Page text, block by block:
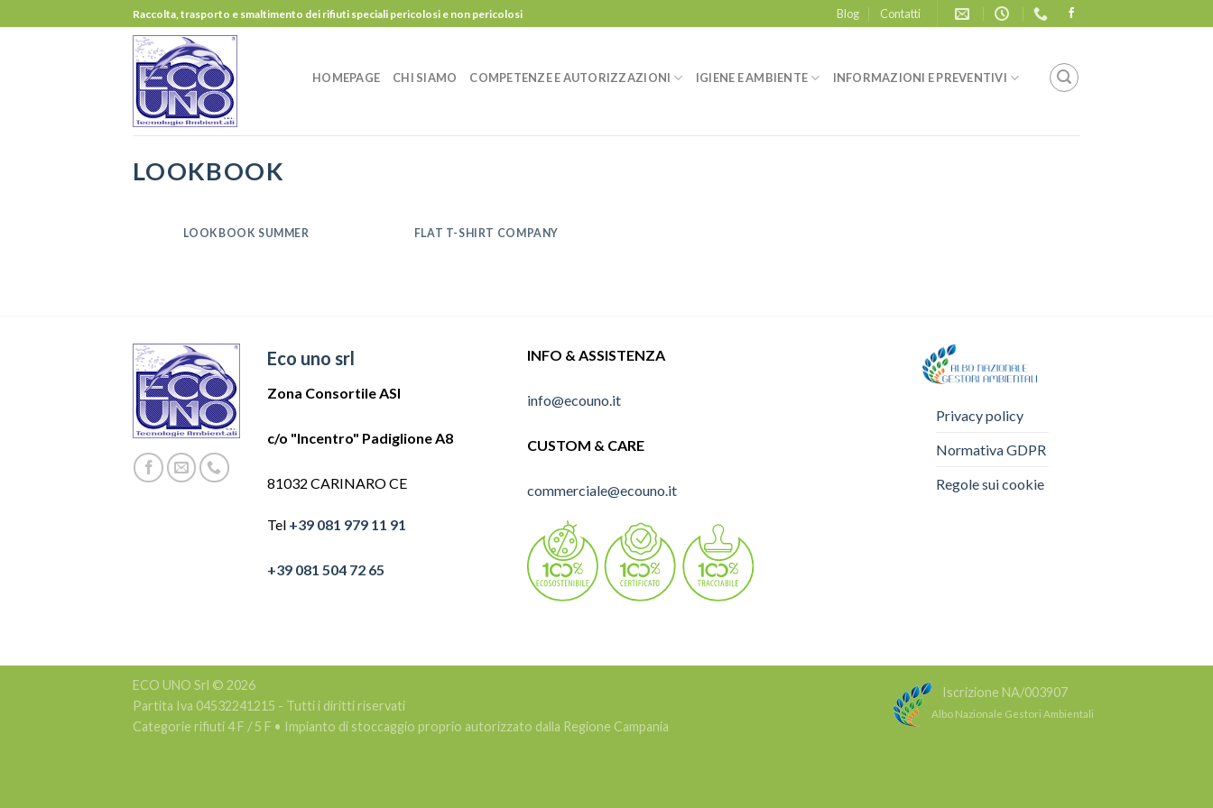
to
Raccolta, trasporto e smaltimento dei rifiuti speciali pericolosi e non pericolosi Blog Contatti
HOMEPAGE CHI SIAMO COMPETENZE E AUTORIZZAZIONI IGIENE E AMBIENTE INFORMAZIONI E PREVENTIVI
LOOKBOOK
LOOKBOOK SUMMER FLAT T-SHIRT COMPANY
Eco uno srl
Zona Consortile ASI
c/o "Incentro" Padiglione A8
81032 CARINARO CE
Tel +39 081 979 11 91
+39 081 504 72 65
INFO & ASSISTENZA
info@ecouno.it
CUSTOM & CARE
commerciale@ecouno.it
Privacy policy
Normativa GDPR
Regole sui cookie
Iscrizione NA/003907
Albo Nazionale Gestori Ambientali
ECO UNO Srl © 2026
Partita Iva 04532241215 - Tutti i diritti riservati
Categorie rifiuti 4 F / 5 F • Impianto di stoccaggio proprio autorizzato dalla Regione Campania